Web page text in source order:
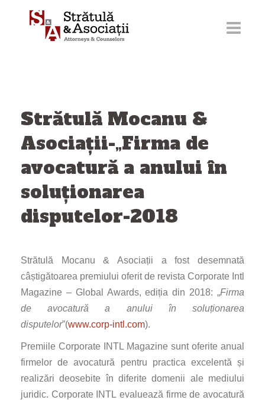
Strătulă Mocanu &
Asociații-„Firma de
avocatură a anului în
soluționarea
disputelor-2018
Strătulă Mocanu & Asociații a fost desemnată
câștigătoarea premiului oferit de revista Corporate Intl
Magazine – Global Awards, ediția din 2018: „Firma
de avocatură a anului în soluționarea
disputelor”(www.corp-intl.com).
Premiile Corporate INTL Magazine sunt oferite anual
firmelor de avocatură pentru practica excelentă și
realizări deosebite în diferite domenii ale mediului
juridic. Corporate INTL evaluează firme de avocatură